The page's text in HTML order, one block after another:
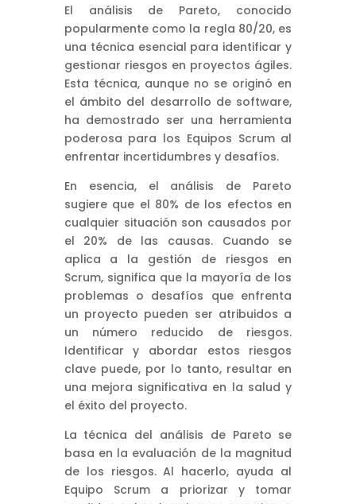
El análisis de Pareto, conocido
popularmente como la regla 80/20, es
una técnica esencial para identificar y
gestionar riesgos en proyectos ágiles.
Esta técnica, aunque no se originó en
el ámbito del desarrollo de software,
ha demostrado ser una herramienta
poderosa para los Equipos Scrum al
enfrentar incertidumbres y desafíos.
En esencia, el análisis de Pareto
sugiere que el 80% de los efectos en
cualquier situación son causados por
el 20% de las causas. Cuando se
aplica a la gestión de riesgos en
Scrum, significa que la mayoría de los
problemas o desafíos que enfrenta
un proyecto pueden ser atribuidos a
un número reducido de riesgos.
Identificar y abordar estos riesgos
clave puede, por lo tanto, resultar en
una mejora significativa en la salud y
el éxito del proyecto.
La técnica del análisis de Pareto se
basa en la evaluación de la magnitud
de los riesgos. Al hacerlo, ayuda al
Equipo Scrum a priorizar y tomar